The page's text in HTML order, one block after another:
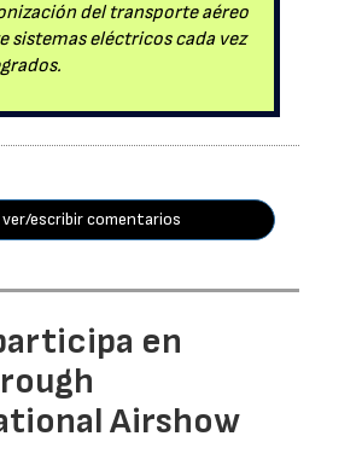
del transporte aéreo
sistemas eléctricos cada vez
ver/escribir comentarios
en
Airshow